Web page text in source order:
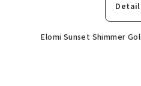
Detail
Elomi Sunset Shimmer